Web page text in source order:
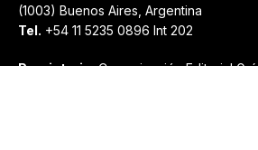
(1003) Buenos Aires, Argentina
Tel. +54 11 5235 0896 Int 202
Propietario:Comunicación Editorial